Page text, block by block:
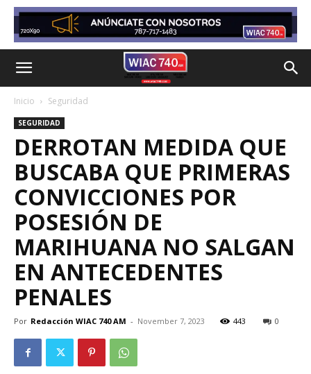
Inicio Seguridad
SEGURIDAD
DERROTAN MEDIDA QUE
BUSCABA QUE PRIMERAS
CONVICCIONES POR
POSESIÓN DE
MARIHUANA NO SALGAN
EN ANTECEDENTES
PENALES
Por Redacción WIAC 740 AM - November 7, 2023 443 0